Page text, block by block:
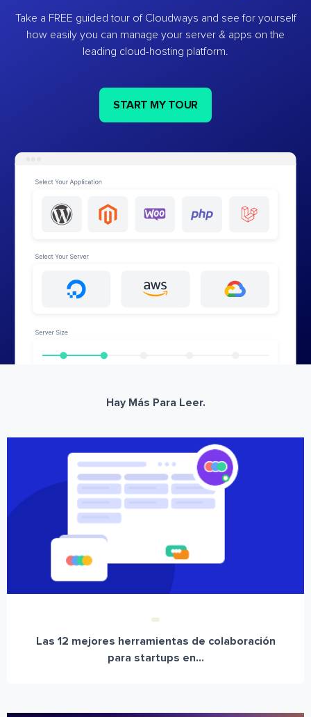
Take a FREE guided tour of Cloudways and see for yourself
how easily you can manage your server & apps on the
leading cloud-hosting platform.
START MY TOUR
Hay Más Para Leer.
Las 12 mejores herramientas de colaboración
para startups en...